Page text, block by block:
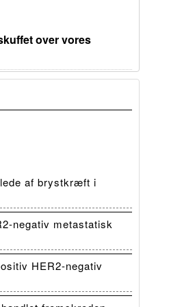
over vores
af brystkræft i
negativ metastatisk
HER2-negativ